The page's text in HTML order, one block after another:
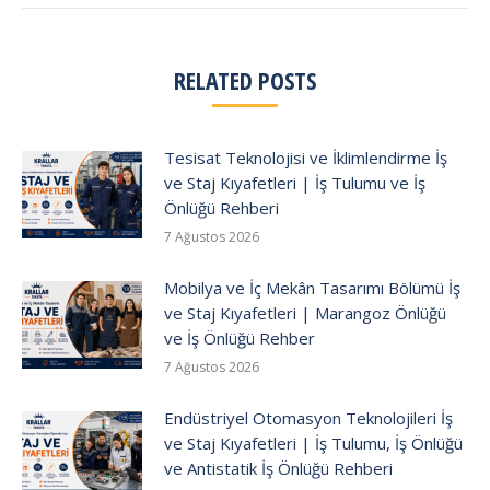
RELATED POSTS
Tesisat Teknolojisi ve İklimlendirme İş
ve Staj Kıyafetleri | İş Tulumu ve İş
Önlüğü Rehberi
7 Ağustos 2026
Mobilya ve İç Mekân Tasarımı Bölümü İş
ve Staj Kıyafetleri | Marangoz Önlüğü
ve İş Önlüğü Rehber
7 Ağustos 2026
Endüstriyel Otomasyon Teknolojileri İş
ve Staj Kıyafetleri | İş Tulumu, İş Önlüğü
ve Antistatik İş Önlüğü Rehberi